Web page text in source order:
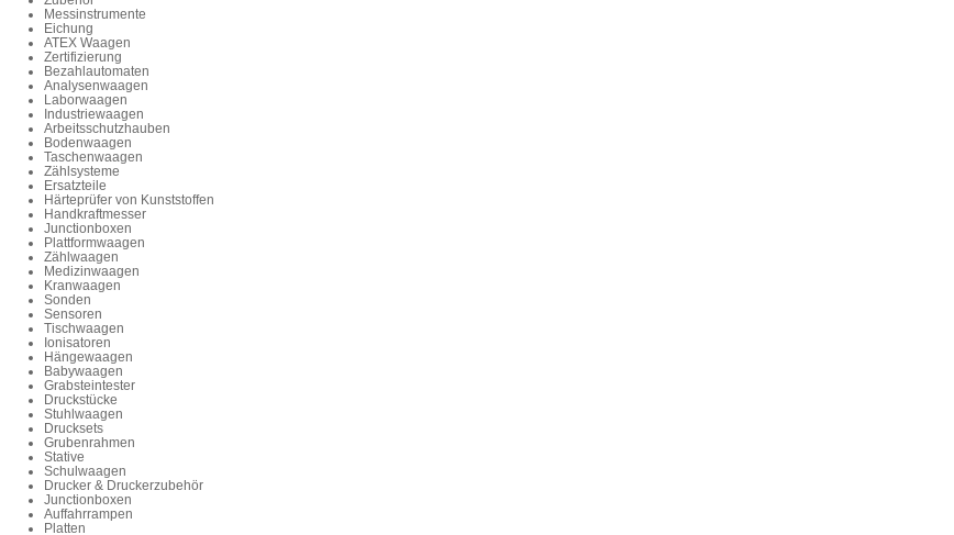
Messinstrumente
Eichung
ATEX Waagen
Zertifizierung
Bezahlautomaten
Analysenwaagen
Laborwaagen
Industriewaagen
Arbeitsschutzhauben
Bodenwaagen
Taschenwaagen
Zählsysteme
Ersatzteile
Härteprüfer von Kunststoffen
Handkraftmesser
Junctionboxen
Plattformwaagen
Zählwaagen
Medizinwaagen
Kranwaagen
Sonden
Sensoren
Tischwaagen
Ionisatoren
Hängewaagen
Babywaagen
Grabsteintester
Druckstücke
Stuhlwaagen
Drucksets
Grubenrahmen
Stative
Schulwaagen
Drucker & Druckerzubehör
Junctionboxen
Auffahrrampen
Platten